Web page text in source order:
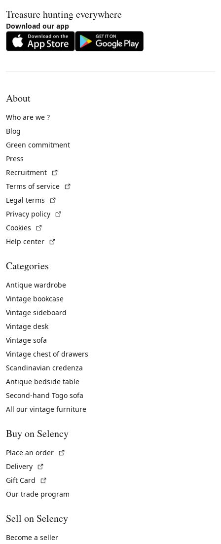
Treasure hunting everywhere
Download our app
About
Who are we ?
Blog
Green commitment
Press
Recruitment
Terms of service
Legal terms
Privacy policy
Cookies
Help center
Categories
Antique wardrobe
Vintage bookcase
Vintage sideboard
Vintage desk
Vintage sofa
Vintage chest of drawers
Scandinavian credenza
Antique bedside table
Second-hand Togo sofa
All our vintage furniture
Buy on Selency
Place an order
Delivery
Gift Card
Our trade program
Sell on Selency
Become a seller